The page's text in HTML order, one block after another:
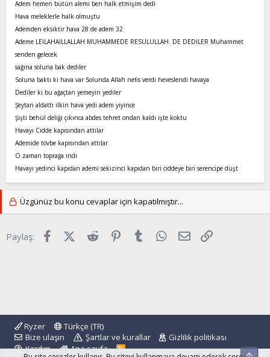
Adem hemen bütün alemi ben halk etmişim dedi
Hava meleklerle halk olmuştu
Ademden eksiktir hava 28 de adem 32
Ademe LEİLAHAİLLALLAH MUHAMMEDE RESULULLAH. DE DEDİLER Muhammet
senden gelecek
sağına soluna bak dediler
Soluna baktı ki hava var Solunda Allah nefis verdi heveslendi havaya
Dediler ki bu ağaçtan yemeyin yediler
Şeytan aldattı ilkin hava yedi adem yiyince
Şişti behül deliği çıkınca abdes tehret ondan kaldı işte koktu
Havayı Cidde kapısından attılar
Ademide tövbe kapısından attılar
O zaman toprağa indi
Havayı yedinci kapıdan ademi sekizinci kapıdan biri ciddeye biri serencipe düşt
Üzgünüz bu konu cevaplar için kapatılmıştır...
Paylaş: FacebookX (Twitter)
Reddit Pinterest
Tumblr WhatsApp
E-posta
Ryzer
Türkçe (TR)
Bize ulaşın
Şartlar ve kurallar
Gizlilik politikası
Yardım
Ana sayfa
R